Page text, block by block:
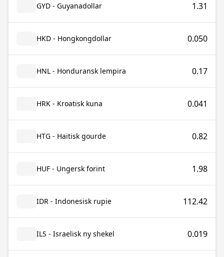
GYD - Guyanadollar 1.31
HKD - Hongkongdollar 0.050
HNL - Honduransk lempira 0.17
HRK - Kroatisk kuna 0.041
HTG - Haitisk gourde 0.82
HUF - Ungersk forint 1.98
IDR - Indonesisk rupie 112.42
ILS - Israelisk ny shekel 0.019